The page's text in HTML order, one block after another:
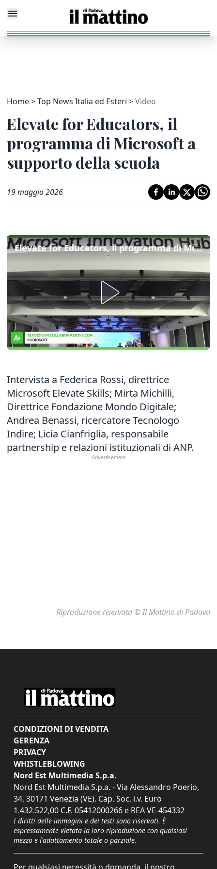
Home Top News Italia ed Esteri Video
Elevate for Educators, il
programma di Microsoft a
supporto della scuola
19 maggio 2026
Elevate for Educators, il programma di Microsoft a supporto della scuola
Intervista a Federica Rossi, direttrice
Microsoft Elevate Skills; Mirta Michilli,
Direttrice Fondazione Mondo Digitale;
Andrea Benassi, ricercatore Tecnologo
Indire; Licia Cianfriglia, responsabile
partnership e relazioni istituzionali di ANP.
Riproduzione riservata © Il Mattino di Padova
CONDIZIONI DI VENDITA
GERENZA
PRIVACY
WHISTLEBLOWING
Nord Est Multimedia S.p.a.
Nord Est Multimedia S.p.a. - Via Alessandro Poerio,
34, 30171 Venezia (VE). Cap. Soc. i.v. Euro
1.432.522,00 C.F. 05412000266 e REA VE-454332
I diritti delle immagini e dei testi sono riservati. È
espressamente vietata la loro riproduzione con qualsiasi
mezzo e l'adattamento totale o parziale.